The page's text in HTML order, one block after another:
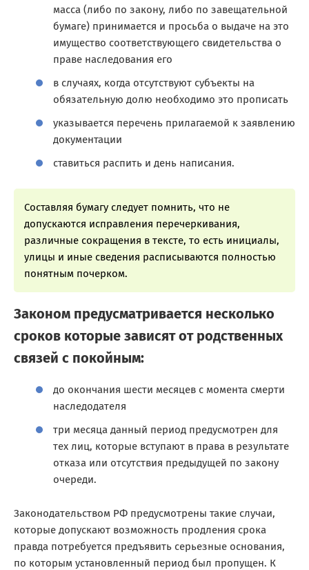
масса (либо по закону, либо по завещательной
бумаге) принимается и просьба о выдаче на это
имущество соответствующего свидетельства о
праве наследования его
в случаях, когда отсутствуют субъекты на
обязательную долю необходимо это прописать
указывается перечень прилагаемой к заявлению
документации
ставиться распить и день написания.
Составляя бумагу следует помнить, что не
допускаются исправления перечеркивания,
различные сокращения в тексте, то есть инициалы,
улицы и иные сведения расписываются полностью
понятным почерком.
Законом предусматривается несколько
сроков которые зависят от родственных
связей с покойным:
до окончания шести месяцев с момента смерти
наследодателя
три месяца данный период предусмотрен для
тех лиц, которые вступают в права в результате
отказа или отсутствия предыдущей по закону
очереди.
Законодательством РФ предусмотрены такие случаи,
которые допускают возможность продления срока
правда потребуется предъявить серьезные основания,
по которым установленный период был пропущен. К